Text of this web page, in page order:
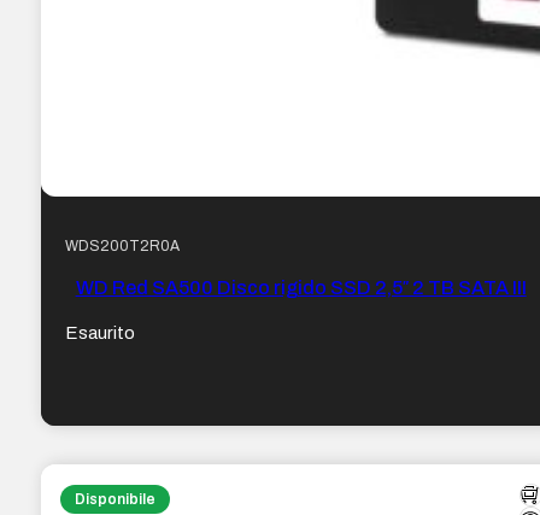
WDS200T2R0A
WD Red SA500 Disco rigido SSD 2,5″ 2 TB SATA III
Esaurito
Disponibile